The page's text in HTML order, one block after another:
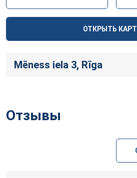
ОТКРЫТЬ
Mēness iela 3, Rīga
Отзывы